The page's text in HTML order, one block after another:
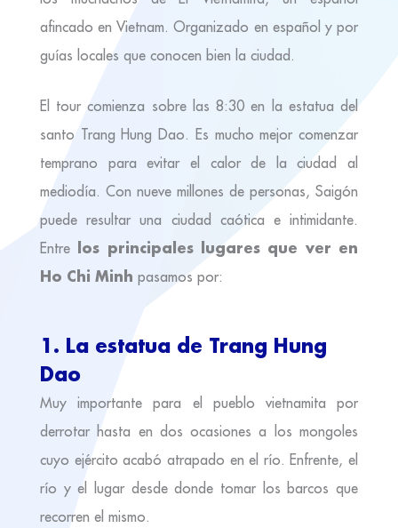
afincado en Vietnam. Organizado en español y por
guías locales que conocen bien la ciudad.
El tour comienza sobre las 8:30 en la estatua del
santo Trang Hung Dao. Es mucho mejor comenzar
temprano para evitar el calor de la ciudad al
mediodía. Con nueve millones de personas, Saigón
puede resultar una ciudad caótica e intimidante.
Entre
los principales lugares que ver en
Ho Chi Minh pasamos por:
1. La estatua de Trang Hung
Dao
Muy importante para el pueblo vietnamita por
derrotar hasta en dos ocasiones a los mongoles
cuyo ejército acabó atrapado en el río. Enfrente, el
río y el lugar desde donde tomar los barcos que
recorren el mismo.